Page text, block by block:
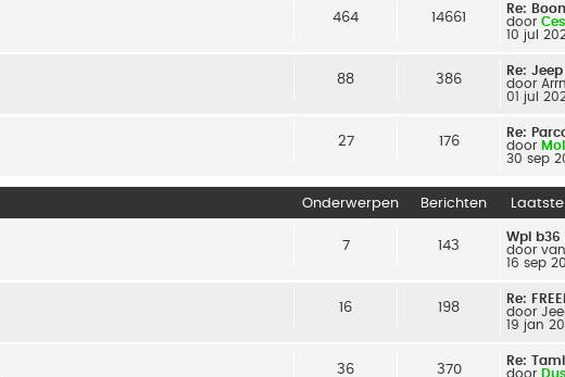
464 14661
Re:
door
10 jul
88 386
Re:
door
01 jul
27 176
Re:
door
30 sep
Onderwerpen Berichten
7 143
Wpl
door
16 sep
16 198
Re:
door
19 jan
36 370
Re:
door